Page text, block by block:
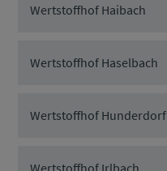
Wertstoffhof Haibach
Wertstoffhof Haselbach
Wertstoffhof Hunderdorf
Wertstoffhof Irlbach